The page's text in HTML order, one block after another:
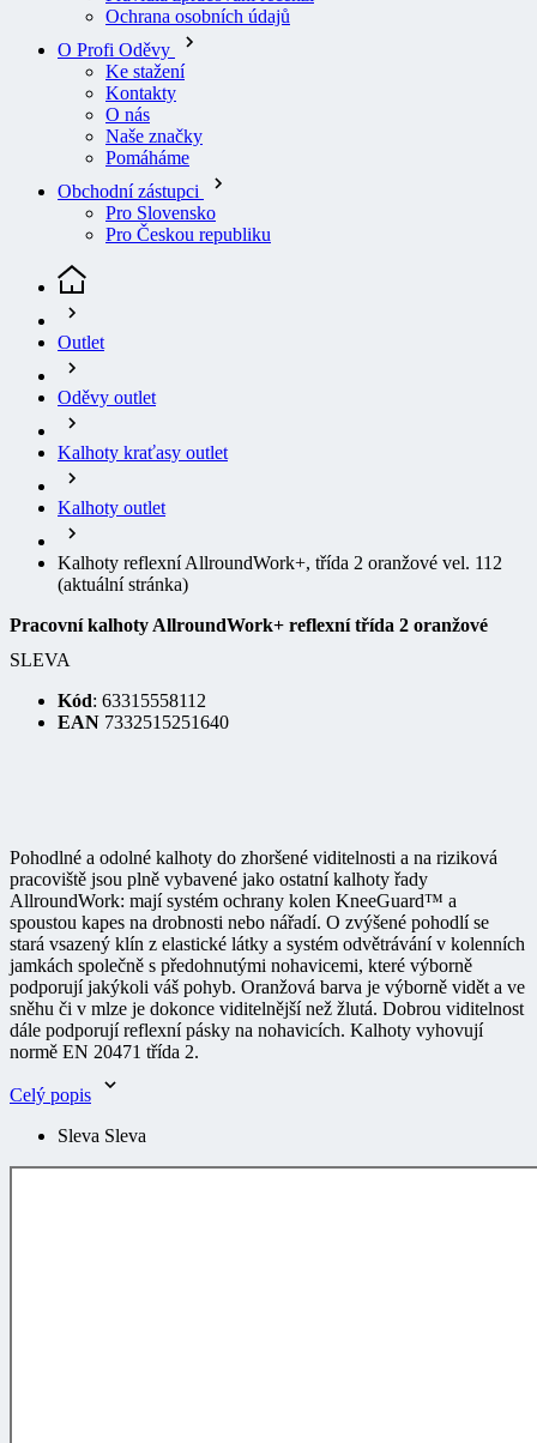
O Profi Oděvy
Ke stažení
Kontakty
O nás
Naše značky
Pomáháme
Obchodní zástupci
Pro Slovensko
Pro Českou republiku
Outlet
Oděvy outlet
Kalhoty kraťasy outlet
Kalhoty outlet
Kalhoty reflexní AllroundWork+, třída 2 oranžové vel. 112
(aktuální stránka)
Pracovní kalhoty AllroundWork+ reflexní třída 2 oranžové
SLEVA
Kód
EAN 7332515251640
pracoviště jsou plně vybavené jako ostatní kalhoty řady
AllroundWork: mají systém ochrany kolen KneeGuard™ a
spoustou kapes na drobnosti nebo nářadí. O zvýšené pohodlí se
stará vsazený klín z elastické látky a systém odvětrávání v kolenních
jamkách společně s předohnutými nohavicemi, které výborně
podporují jakýkoli váš pohyb. Oranžová barva je výborně vidět a ve
sněhu či v mlze je dokonce viditelnější než žlutá. Dobrou viditelnost
dále podporují reflexní pásky na nohavicích. Kalhoty vyhovují
normě EN 20471 třída 2.
Sleva Sleva